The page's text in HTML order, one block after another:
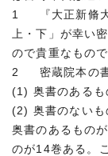
1 『大正新脩大
上・下」が幸い
ので貴重なもので
2 密蔵院本の書
(1) 奥書のある
(2) 奥書のな
奥書のあるもの
のが14巻ある。